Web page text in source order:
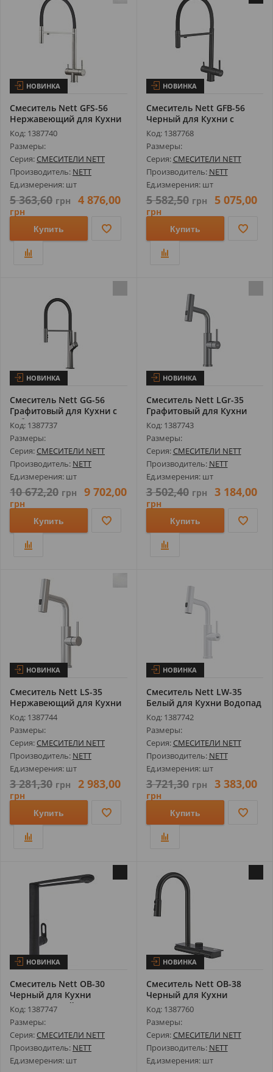
НОВИНКА
Смеситель Nett GFS-56
Нержавеющий для Кухни
с Подклю...
Код: 1387740
Размеры:
Серия: СМЕСИТЕЛИ NETT
Производитель: NETT
Ед.измерения: шт
5 363,60 грн 4 876,00
грн
Купить
НОВИНКА
Смеситель Nett GFВ-56
Черный для Кухни с
Подключение...
Код: 1387768
Размеры:
Серия: СМЕСИТЕЛИ NETT
Производитель: NETT
Ед.измерения: шт
5 582,50 грн 5 075,00
грн
Купить
НОВИНКА
Смеситель Nett GG-56
Графитовый для Кухни с
Гибким И...
Код: 1387737
Размеры:
Серия: СМЕСИТЕЛИ NETT
Производитель: NETT
Ед.измерения: шт
10 672,20 грн 9 702,00
грн
Купить
НОВИНКА
Смеситель Nett LGr-35
Графитовый для Кухни
Водопад с...
Код: 1387743
Размеры:
Серия: СМЕСИТЕЛИ NETT
Производитель: NETT
Ед.измерения: шт
3 502,40 грн 3 184,00
грн
Купить
НОВИНКА
Смеситель Nett LS-35
Нержавеющий для Кухни
Водопад с...
Код: 1387744
Размеры:
Серия: СМЕСИТЕЛИ NETT
Производитель: NETT
Ед.измерения: шт
3 281,30 грн 2 983,00
грн
Купить
НОВИНКА
Смеситель Nett LW-35
Белый для Кухни Водопад
с Выдви...
Код: 1387742
Размеры:
Серия: СМЕСИТЕЛИ NETT
Производитель: NETT
Ед.измерения: шт
3 721,30 грн 3 383,00
грн
Купить
НОВИНКА
Смеситель Nett OB-30
Черный для Кухни
Нержавеющий
Код: 1387747
Размеры:
Серия: СМЕСИТЕЛИ NETT
Производитель: NETT
Ед.измерения: шт
НОВИНКА
Смеситель Nett OB-38
Черный для Кухни
Водопад с Выдв...
Код: 1387760
Размеры:
Серия: СМЕСИТЕЛИ NETT
Производитель: NETT
Ед.измерения: шт